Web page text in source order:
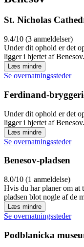
St. Nicholas
9.4/10 (3 anmeldelser)
Under dit ophold er det
ligger i hjertet af Benesov.
Læs mindre
Se overnatningssteder
Ferdinand-
Under dit ophold er det
ligger i hjertet af Benesov.
Læs mindre
Se overnatningssteder
Benesov-pladsen
8.0/10 (1 anmeldelse)
Hvis du har planer om at
pladsen blot nogle af de
Læs mindre
Se overnatningssteder
Podblanicka